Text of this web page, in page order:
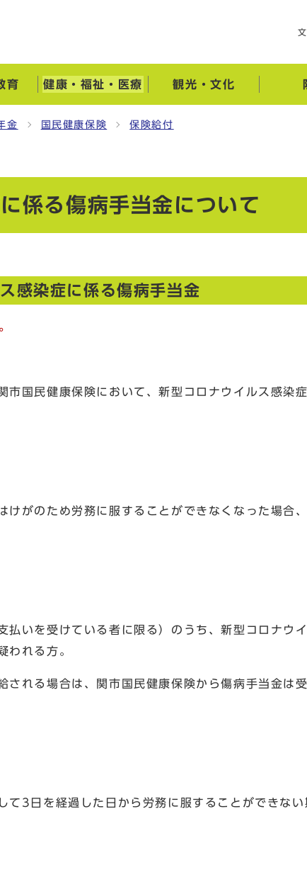
育 健康・福祉・医療 観光・文化
金 国民健康保険 保険給付
係る傷病手当金について
感染症に係る傷病手当金
市国民健康保険において、新型コロナウイルス感染
けがのため労務に服することができなくなった場合
払いを受けている者に限る）のうち、新型コロナウ
われる方。
される場合は、関市国民健康保険から傷病手当金は
て3日を経過した日から労務に服することができない